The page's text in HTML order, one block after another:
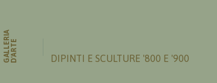
GALLERIAD'ARTE DIPINTI E SCULTURE '800 E '900